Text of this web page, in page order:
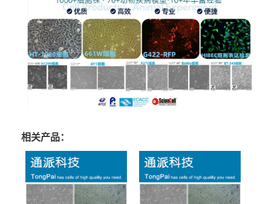
相关产品：